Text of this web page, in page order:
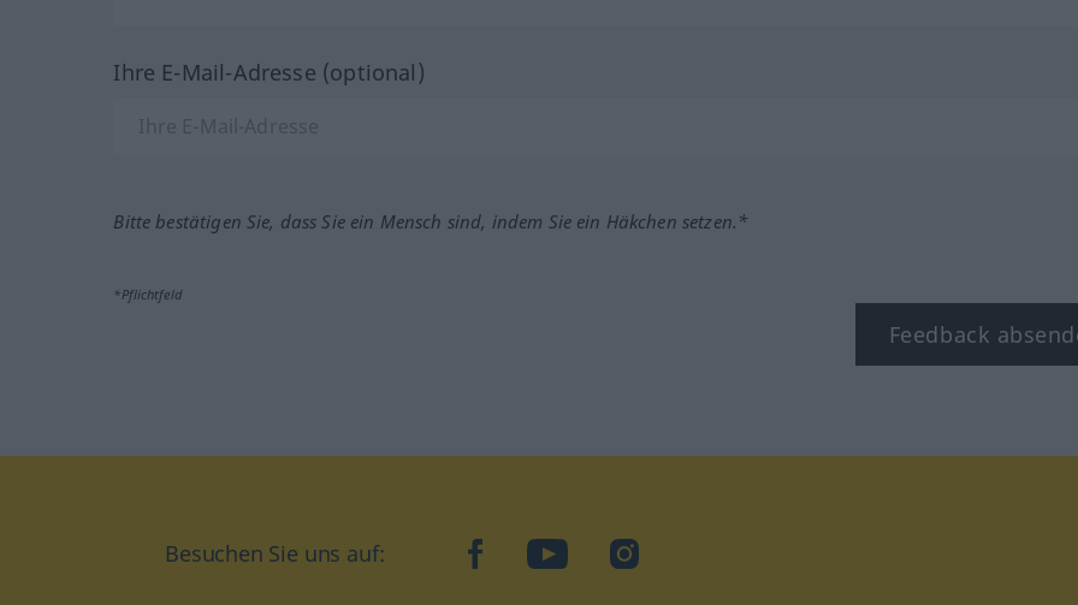
Ihre E-Mail-Adresse (optional)
Bitte bestätigen Sie, dass Sie ein Mensch sind, indem Sie ein Häkchen setzen.*
*Pflichtfeld
Feedback
Besuchen Sie uns auf: facebookYouTubeInstagram